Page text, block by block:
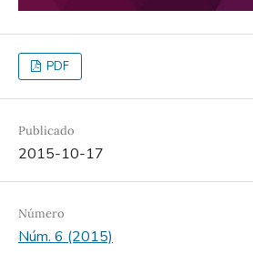
PDF
Publicado
2015-10-17
Número
Núm. 6 (2015)